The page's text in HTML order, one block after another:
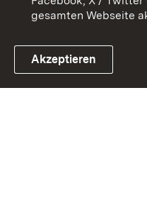
Link zum Landesportal
gesamten Webseite
Akzeptieren